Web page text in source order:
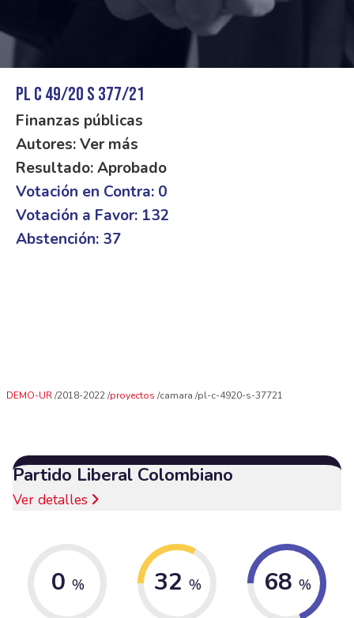
PL C 49/20 S 377/21
Finanzas públicas
Autores: Ver más
Resultado: Aprobado
Votación en Contra: 0
Votación a Favor: 132
Abstención: 37
DEMO-UR 2018-2022 proyectos camara pl-c-4920-s-37721
Partido Liberal Colombiano
Ver detalles
0 % 32 % 68 %